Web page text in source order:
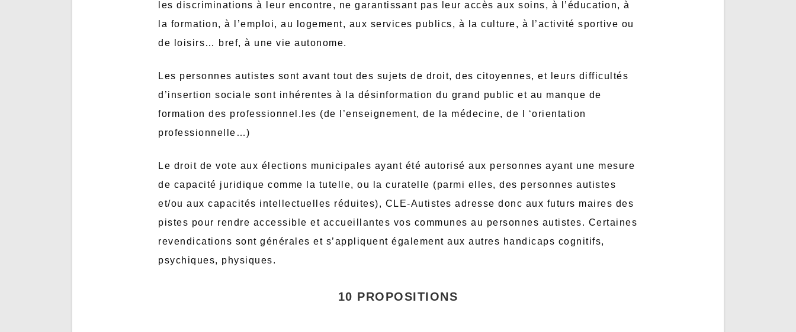
les discriminations à leur encontre, ne garantissant pas leur accès aux soins, à l’éducation, à
la formation, à l’emploi, au logement, aux services publics, à la culture, à l’activité sportive ou
de loisirs… bref, à une vie autonome.
Les personnes autistes sont avant tout des sujets de droit, des citoyennes, et leurs difficultés
d’insertion sociale sont inhérentes à la désinformation du grand public et au manque de
formation des professionnel.les (de l’enseignement, de la médecine, de l ‘orientation
professionnelle…)
Le droit de vote aux élections municipales ayant été autorisé aux personnes ayant une mesure
de capacité juridique comme la tutelle, ou la curatelle (parmi elles, des personnes autistes
et/ou aux capacités intellectuelles réduites), CLE-Autistes adresse donc aux futurs maires des
pistes pour rendre accessible et accueillantes vos communes au personnes autistes. Certaines
revendications sont générales et s’appliquent également aux autres handicaps cognitifs,
psychiques, physiques.
10 PROPOSITIONS